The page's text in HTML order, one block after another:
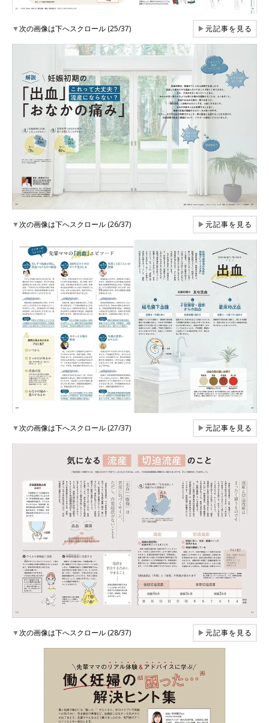
▼次の画像は下へスクロール (25/37) ▶元記事を見る
▼次の画像は下へスクロール (26/37) ▶元記事を見る
▼次の画像は下へスクロール (27/37) ▶元記事を見る
▼次の画像は下へスクロール (28/37) ▶元記事を見る